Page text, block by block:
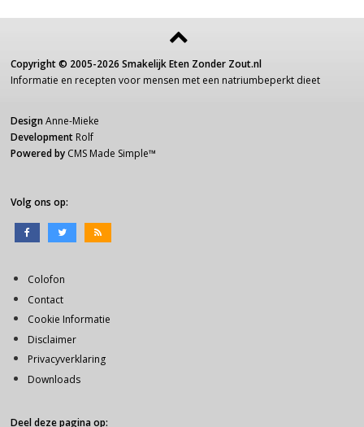
Copyright © 2005-2026 Smakelijk Eten Zonder Zout.nl
Informatie en recepten voor mensen met een natriumbeperkt dieet
Design Anne-Mieke
Development Rolf
Powered by CMS Made Simple™
Volg ons op:
Colofon
Contact
Cookie Informatie
Disclaimer
Privacyverklaring
Downloads
Deel deze pagina op: